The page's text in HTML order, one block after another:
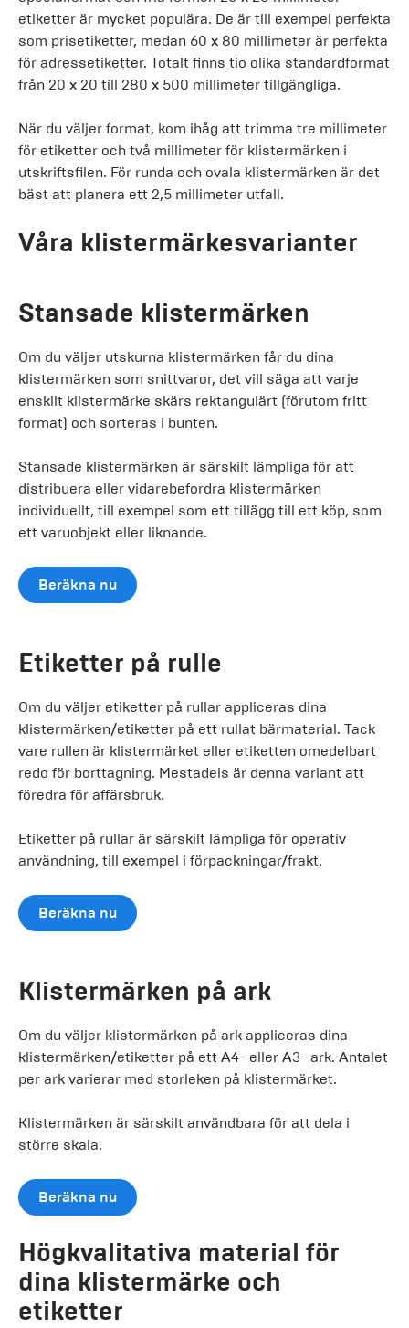
etiketter är mycket populära. De är till exempel perfekta
som prisetiketter, medan 60 x 80 millimeter är perfekta
för adressetiketter. Totalt finns tio olika standardformat
från 20 x 20 till 280 x 500 millimeter tillgängliga.
När du väljer format, kom ihåg att trimma tre millimeter
för etiketter och två millimeter för klistermärken i
utskriftsfilen. För runda och ovala klistermärken är det
bäst att planera ett 2,5 millimeter utfall.
Våra klistermärkesvarianter
Stansade klistermärken
Om du väljer utskurna klistermärken får du dina
klistermärken som snittvaror, det vill säga att varje
enskilt klistermärke skärs rektangulärt (förutom fritt
format) och sorteras i bunten.
Stansade klistermärken är särskilt lämpliga för att
distribuera eller vidarebefordra klistermärken
individuellt, till exempel som ett tillägg till ett köp, som
ett varuobjekt eller liknande.
Beräkna nu
Etiketter på rulle
Om du väljer etiketter på rullar appliceras dina
klistermärken/etiketter på ett rullat bärmaterial. Tack
vare rullen är klistermärket eller etiketten omedelbart
redo för borttagning. Mestadels är denna variant att
föredra för affärsbruk.
Etiketter på rullar är särskilt lämpliga för operativ
användning, till exempel i förpackningar/frakt.
Beräkna nu
Klistermärken på ark
Om du väljer klistermärken på ark appliceras dina
klistermärken/etiketter på ett A4- eller A3 -ark. Antalet
per ark varierar med storleken på klistermärket.
Klistermärken är särskilt användbara för att dela i
större skala.
Beräkna nu
Högkvalitativa material för
dina klistermärke och
etiketter